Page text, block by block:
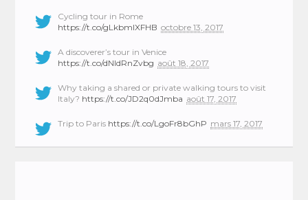
Cycling tour in Rome
https://t.co/gLkbmlXFHB octobre 13, 2017
A discoverer’s tour in Venice
https://t.co/dNIdRnZvbg août 18, 2017
Why taking a shared or private walking tours to visit
Italy? https://t.co/JD2q0dJmba août 17, 2017
Trip to Paris https://t.co/LgoFr8bGhP mars 17, 2017